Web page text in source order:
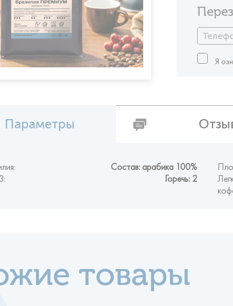
Я
Параметры
Состав: арабика 100%
Горечь: 2
товары